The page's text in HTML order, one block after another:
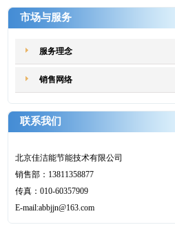
市场与服务
服务理念
销售网络
联系我们
北京佳洁能节能技术有限公司
销售部：13811358877
传真：010-60357909
E-mail:abbjjn@163.com